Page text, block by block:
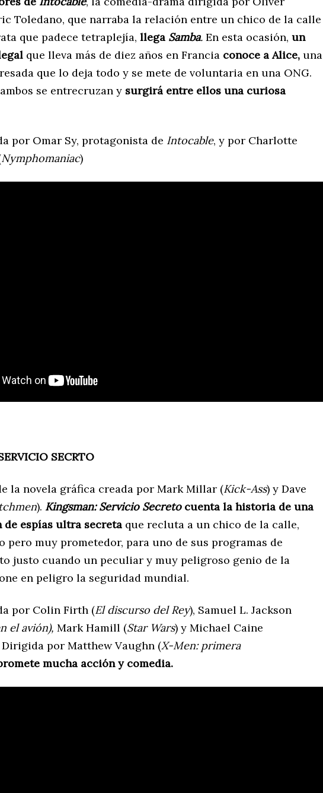
Toledano, que narraba la relación entre un chico de la calle
que padece tetraplejía, llega Samba. En esta ocasión, un
que lleva más de diez años en Francia conoce a Alice, una
que lo deja todo y se mete de voluntaria en una ONG.
se entrecruzan y surgirá entre ellos una curiosa
por Omar Sy, protagonista de Intocable, y por Charlotte
Nymphomaniac)
SECRTO
la novela gráfica creada por Mark Millar (Kick-Ass) y Dave
). Kingsman: Servicio Secretocuenta la historia de una
de espías ultra secreta que recluta a un chico de la calle,
pero muy prometedor, para uno de sus programas de
justo cuando un peculiar y muy peligroso genio de la
en peligro la seguridad mundial.
por Colin Firth (El discurso del Rey), Samuel L. Jackson
el avión), Mark Hamill (Star Wars) y Michael Caine
Dirigida por Matthew Vaughn (X-Men: primera
mucha acción y comedia.